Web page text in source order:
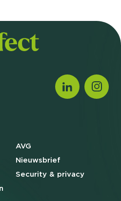
AVG
Nieuwsbrief
Security & privacy